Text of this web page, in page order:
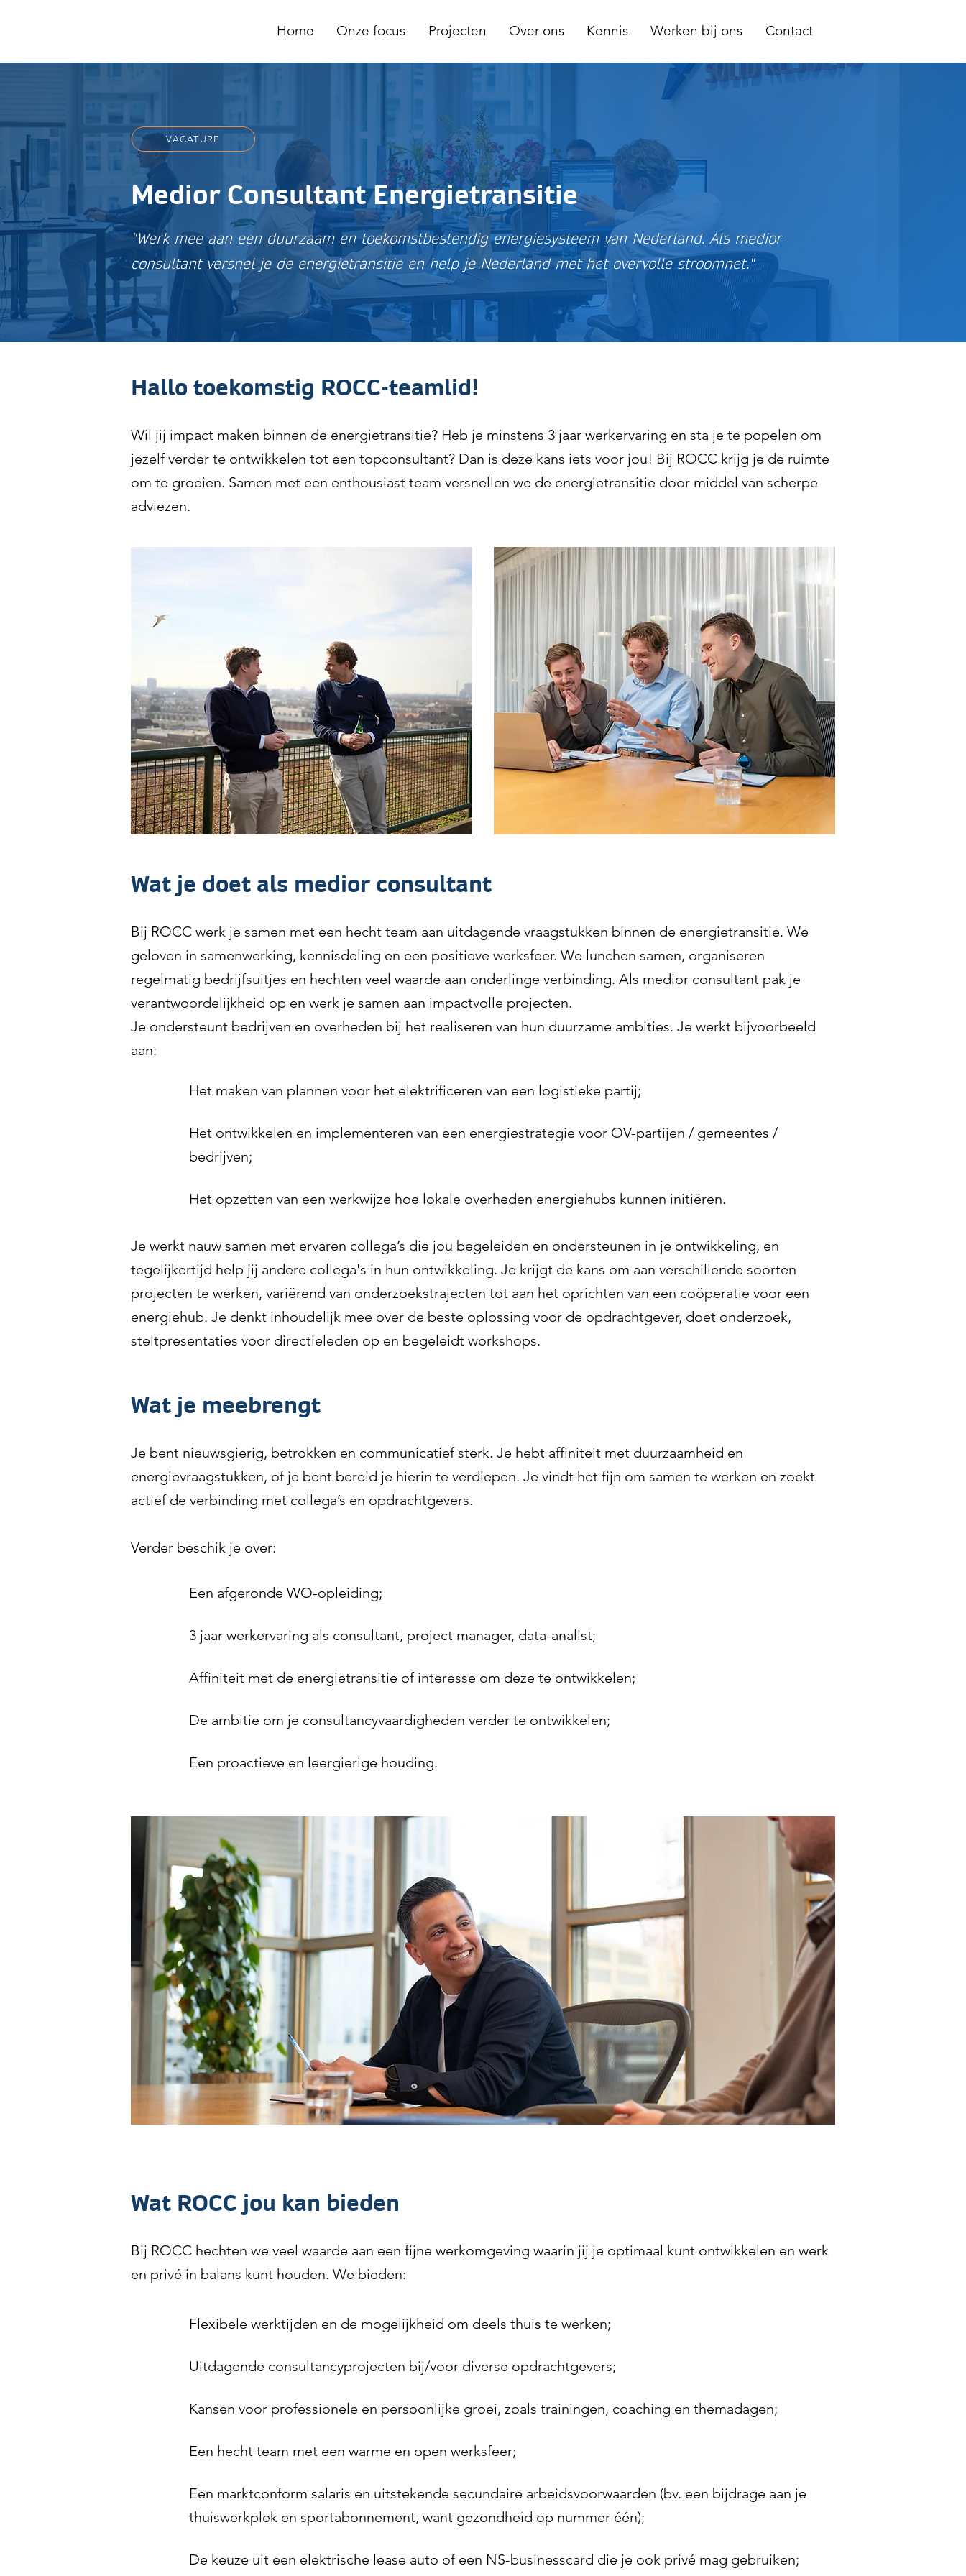
Home Onze focus Projecten Over ons Kennis Werken bij ons Contact
VACATURE
Medior Consultant Energietransitie
"Werk mee aan een duurzaam en toekomstbestendig energiesysteem van Nederland. Als medior
consultant versnel je de energietransitie en help je Nederland met het overvolle stroomnet."
Hallo toekomstig ROCC-teamlid!
Wil jij impact maken binnen de energietransitie? Heb je minstens 3 jaar werkervaring en sta je te popelen om
jezelf verder te ontwikkelen tot een topconsultant? Dan is deze kans iets voor jou! Bij ROCC krijg je de ruimte
om te groeien. Samen met een enthousiast team versnellen we de energietransitie door middel van scherpe
adviezen.
Wat je doet als medior consultant
Bij ROCC werk je samen met een hecht team aan uitdagende vraagstukken binnen de energietransitie. We
geloven in samenwerking, kennisdeling en een positieve werksfeer. We lunchen samen, organiseren
regelmatig bedrijfsuitjes en hechten veel waarde aan onderlinge verbinding. Als medior consultant pak je
verantwoordelijkheid op en werk je samen aan impactvolle projecten.
Je ondersteunt bedrijven en overheden bij het realiseren van hun duurzame ambities. Je werkt bijvoorbeeld
aan:
​Het maken van plannen voor het elektrificeren van een logistieke partij;
Het ontwikkelen en implementeren van een energiestrategie voor OV-partijen / gemeentes /
bedrijven;
Het opzetten van een werkwijze hoe lokale overheden energiehubs kunnen initiëren.
Je werkt nauw samen met ervaren collega’s die jou begeleiden en ondersteunen in je ontwikkeling, en
tegelijkertijd help jij andere collega's in hun ontwikkeling. Je krijgt de kans om aan verschillende soorten
projecten te werken, variërend van onderzoekstrajecten tot aan het oprichten van een coöperatie voor een
energiehub. Je denkt inhoudelijk mee over de beste oplossing voor de opdrachtgever, doet onderzoek,
steltpresentaties voor directieleden op en begeleidt workshops.
Wat je meebrengt
Je bent nieuwsgierig, betrokken en communicatief sterk. Je hebt affiniteit met duurzaamheid en
energievraagstukken, of je bent bereid je hierin te verdiepen. Je vindt het fijn om samen te werken en zoekt
actief de verbinding met collega’s en opdrachtgevers.
Verder beschik je over:
Een afgeronde WO-opleiding;
3 jaar werkervaring als consultant, project manager, data-analist;
Affiniteit met de energietransitie of interesse om deze te ontwikkelen;
De ambitie om je consultancyvaardigheden verder te ontwikkelen;
Een proactieve en leergierige houding.
Wat ROCC jou kan bieden
Bij ROCC hechten we veel waarde aan een fijne werkomgeving waarin jij je optimaal kunt ontwikkelen en werk
en privé in balans kunt houden. We bieden:
Flexibele werktijden en de mogelijkheid om deels thuis te werken;
Uitdagende consultancyprojecten bij/voor diverse opdrachtgevers;
Kansen voor professionele en persoonlijke groei, zoals trainingen, coaching en themadagen;
Een hecht team met een warme en open werksfeer;
Een marktconform salaris en uitstekende secundaire arbeidsvoorwaarden (bv. een bijdrage aan je
thuiswerkplek en sportabonnement, want gezondheid op nummer één);
De keuze uit een elektrische lease auto of een NS-businesscard die je ook privé mag gebruiken;